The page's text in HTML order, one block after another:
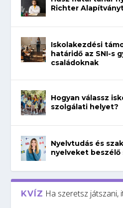
Richter
Iskolakezdési
határidő az SNI-s
családoknak
Hogyan válassz
szolgálati helyet?
Nyelvtudás és
nyelveket
KVÍZ Ha szeretsz játszani,